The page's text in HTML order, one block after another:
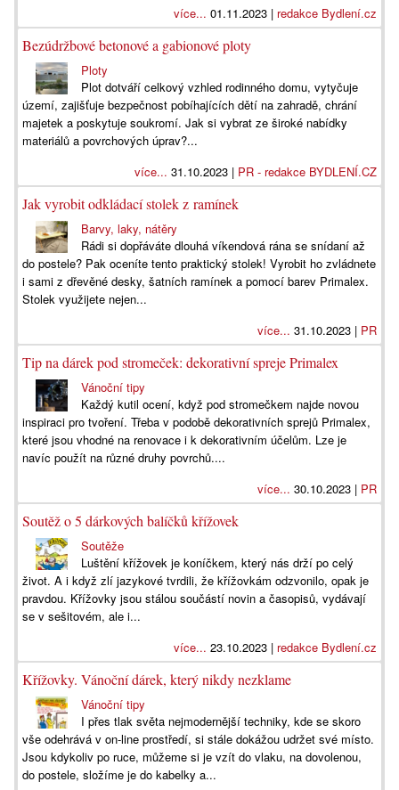
více... 01.11.2023 | redakce Bydlení.cz
Bezúdržbové betonové a gabionové ploty
Ploty
Plot dotváří celkový vzhled rodinného domu, vytyčuje
území, zajišťuje bezpečnost pobíhajících dětí na zahradě, chrání
majetek a poskytuje soukromí. Jak si vybrat ze široké nabídky
materiálů a povrchových úprav?...
více... 31.10.2023 | PR - redakce BYDLENÍ.CZ
Jak vyrobit odkládací stolek z ramínek
Barvy, laky, nátěry
Rádi si dopřáváte dlouhá víkendová rána se snídaní až
do postele? Pak oceníte tento praktický stolek! Vyrobit ho zvládnete
i sami z dřevěné desky, šatních ramínek a pomocí barev Primalex.
Stolek využijete nejen...
více... 31.10.2023 | PR
Tip na dárek pod stromeček: dekorativní spreje Primalex
Vánoční tipy
Každý kutil ocení, když pod stromečkem najde novou
inspiraci pro tvoření. Třeba v podobě dekorativních sprejů Primalex,
které jsou vhodné na renovace i k dekorativním účelům. Lze je
navíc použít na různé druhy povrchů....
více... 30.10.2023 | PR
Soutěž o 5 dárkových balíčků křížovek
Soutěže
Luštění křížovek je koníčkem, který nás drží po celý
život. A i když zlí jazykové tvrdili, že křížovkám odzvonilo, opak je
pravdou. Křížovky jsou stálou součástí novin a časopisů, vydávají
se v sešitovém, ale i...
více... 23.10.2023 | redakce Bydlení.cz
Křížovky. Vánoční dárek, který nikdy nezklame
Vánoční tipy
I přes tlak světa nejmodernější techniky, kde se skoro
vše odehrává v on-line prostředí, si stále dokážou udržet své místo.
Jsou kdykoliv po ruce, můžeme si je vzít do vlaku, na dovolenou,
do postele, složíme je do kabelky a...